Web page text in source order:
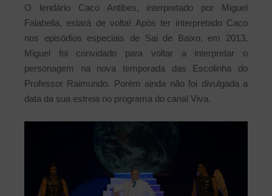
O lendário Caco Antibes, interpretado por Miguel
Falabella, estará de volta! Após ter interpretado Caco
nos episódios especiais de Sai de Baixo, em 2013,
Miguel foi convidado para voltar a interpretar o
personagem na nova temporada das Escolinha do
Professor Raimundo. Porém ainda não foi divulgada a
data da sua estreia no programa do canal Viva.